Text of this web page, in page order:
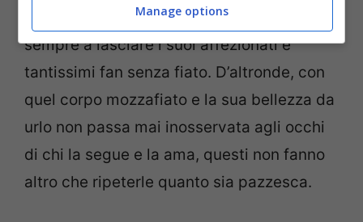
con qualsiasi outfitWanda Nara
sempre a lasciare i suoi affezionati e
tantissimi fan senza fiato. D’altronde, con
quel corpo mozzafiato e la sua bellezza da
urlo non passa mai inosservata agli occhi
di chi la segue e la ama, questi non fanno
altro che ripeterle quanto sia pazzesca.
Manage options